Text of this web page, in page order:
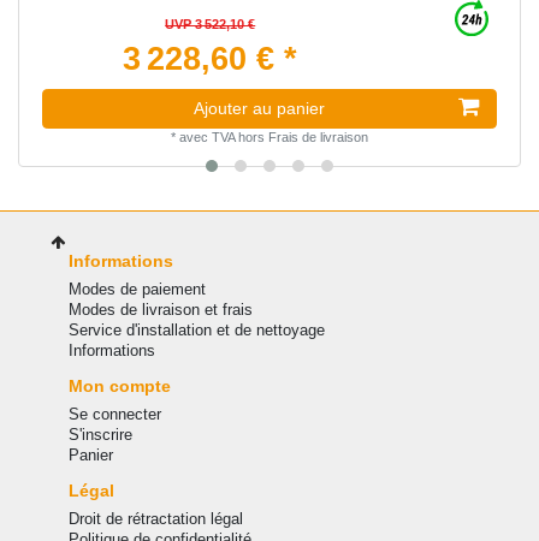
UVP 3 522,10 €
3 228,60 € *
Ajouter au panier
* avec TVAhors Frais de livraison
Informations
Modes de paiement
Modes de livraison et frais
Service d'installation et de nettoyage
Informations
Mon compte
Se connecter
S'inscrire
Panier
Légal
Droit de rétractation légal